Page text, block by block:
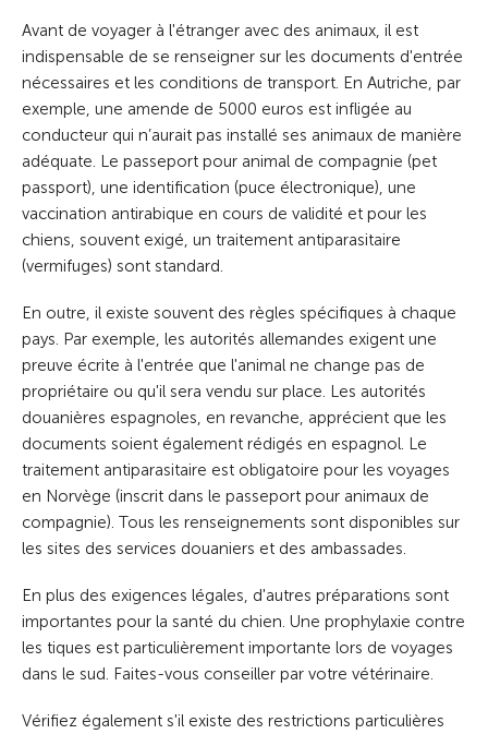
Avant de voyager à l'étranger avec des animaux, il est
indispensable de se renseigner sur les documents d'entrée
nécessaires et les conditions de transport. En Autriche, par
exemple, une amende de 5000 euros est infligée au
conducteur qui n’aurait pas installé ses animaux de manière
adéquate. Le passeport pour animal de compagnie (pet
passport), une identification (puce électronique), une
vaccination antirabique en cours de validité et pour les
chiens, souvent exigé, un traitement antiparasitaire
(vermifuges) sont standard.
En outre, il existe souvent des règles spécifiques à chaque
pays. Par exemple, les autorités allemandes exigent une
preuve écrite à l'entrée que l'animal ne change pas de
propriétaire ou qu'il sera vendu sur place. Les autorités
douanières espagnoles, en revanche, apprécient que les
documents soient également rédigés en espagnol. Le
traitement antiparasitaire est obligatoire pour les voyages
en Norvège (inscrit dans le passeport pour animaux de
compagnie). Tous les renseignements sont disponibles sur
les sites des services douaniers et des ambassades.
En plus des exigences légales, d'autres préparations sont
importantes pour la santé du chien. Une prophylaxie contre
les tiques est particulièrement importante lors de voyages
dans le sud. Faites-vous conseiller par votre vétérinaire.
Vérifiez également s'il existe des restrictions particulières